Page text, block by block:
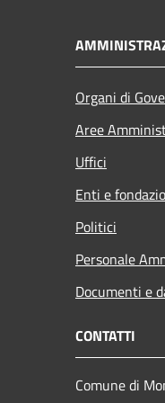
Organi di
Aree
Uffici
Enti e
Politici
Personale
Documenti e
CONTATTI
Comune di